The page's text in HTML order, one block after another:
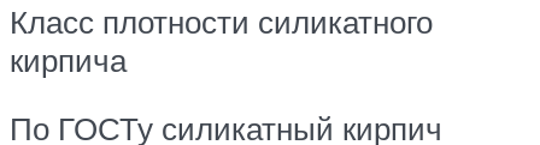
Класс плотности силикатного
кирпича
По ГОСТу силикатный кирпич